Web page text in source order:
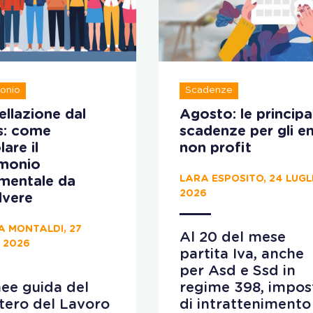
dal
come
il
da
MONTALDI, 27
2026
guida del
del Lavoro
Scadenze
Agosto: le
scadenze per gli
non profit
LARA ESPOSITO, 24
2026
Al 20 del mese
partita Iva, anche
per Asd e Ssd in
regime 398,
di intrattenimento